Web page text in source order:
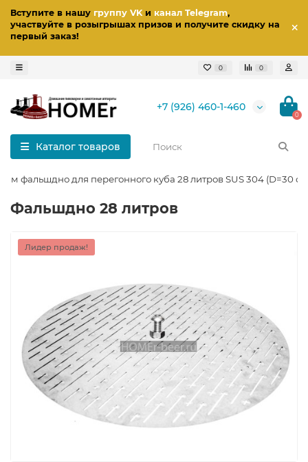
Вступите в нашу группу VKи канал Telegram,
участвуйте в розыгрышах призов и получите скидку на
первый заказ!
0 0
+7 (926) 460-1-460
0
Каталог товаров
мм фальшдно для перегонного куба 28 литров SUS 304 (D=30
Фальшдно 28 литров
Лидер продаж!